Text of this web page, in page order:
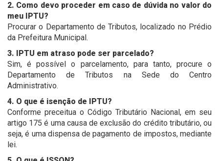
2. Como devo proceder em caso de dúvida no valor do
meu IPTU?
Procurar o Departamento de Tributos, localizado no Prédio
da Prefeitura Municipal.
3. IPTU em atraso pode ser parcelado?
Sim, é possível o parcelamento, para tanto, procure o
Departamento de Tributos na Sede do Centro
Administrativo.
4. O que é isenção de IPTU?
Conforme preceitua o Código Tributário Nacional, em seu
artigo 175 é uma causa de exclusão do crédito tributário, ou
seja, é uma dispensa de pagamento de impostos, mediante
lei.